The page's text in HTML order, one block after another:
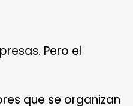
Pero el
que se organizan